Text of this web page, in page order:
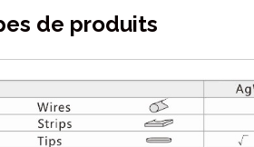
de produits